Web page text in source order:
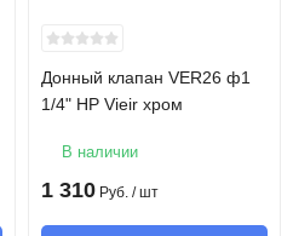
Донный клапан VER26 ф1
1/4" НР Vieir хром
В наличии
1 310 Руб. / шт